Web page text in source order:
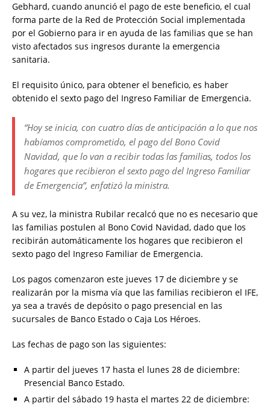
Gebhard, cuando anunció el pago de este beneficio, el cual
forma parte de la Red de Protección Social implementada
por el Gobierno para ir en ayuda de las familias que se han
visto afectados sus ingresos durante la emergencia
sanitaria.
El requisito único, para obtener el beneficio, es haber
obtenido el sexto pago del Ingreso Familiar de Emergencia.
“Hoy se inicia, con cuatro días de anticipación a lo que nos
habíamos comprometido, el pago del Bono Covid
Navidad, que lo van a recibir todas las familias, todos los
hogares que recibieron el sexto pago del Ingreso Familiar
de Emergencia”, enfatizó la ministra.
A su vez, la ministra Rubilar recalcó que no es necesario que
las familias postulen al Bono Covid Navidad, dado que los
recibirán automáticamente los hogares que recibieron el
sexto pago del Ingreso Familiar de Emergencia.
Los pagos comenzaron este jueves 17 de diciembre y se
realizarán por la misma vía que las familias recibieron el IFE,
ya sea a través de depósito o pago presencial en las
sucursales de Banco Estado o Caja Los Héroes.
Las fechas de pago son las siguientes:
A partir del jueves 17 hasta el lunes 28 de diciembre:
Presencial Banco Estado.
A partir del sábado 19 hasta el martes 22 de diciembre: